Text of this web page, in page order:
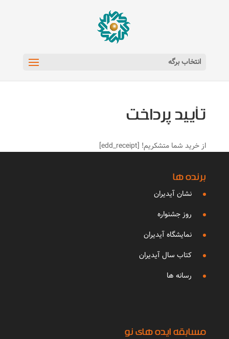
انتخاب برگه
تأیید پرداخت
از خرید شما متشکریم! [edd_receipt]
برنده ها
نشان آیدیران
روز جشنواره
نمایشگاه آیدیران
کتاب سال آیدیران
رسانه ها
مسابقه ایده های نو